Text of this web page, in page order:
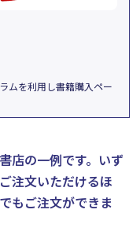
ムを利用し書籍購入ペー
店の一例です。 いず
注文いただけるほ
もご注文ができま